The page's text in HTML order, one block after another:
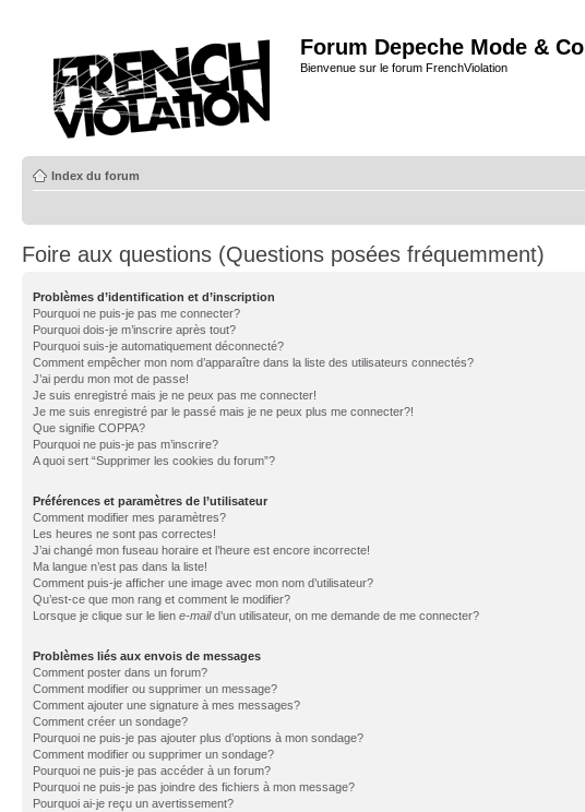
Forum Depeche Mode & Co
Bienvenue sur le forum FrenchViolation
Index du forum
Foire aux questions (Questions posées fréquemment)
Problèmes d’identification et d’inscription
Pourquoi ne puis-je pas me connecter?
Pourquoi dois-je m’inscrire après tout?
Pourquoi suis-je automatiquement déconnecté?
Comment empêcher mon nom d’apparaître dans la liste des utilisateurs connectés?
J’ai perdu mon mot de passe!
Je suis enregistré mais je ne peux pas me connecter!
Je me suis enregistré par le passé mais je ne peux plus me connecter?!
Que signifie COPPA?
Pourquoi ne puis-je pas m’inscrire?
A quoi sert “Supprimer les cookies du forum”?
Préférences et paramètres de l’utilisateur
Comment modifier mes paramètres?
Les heures ne sont pas correctes!
J’ai changé mon fuseau horaire et l’heure est encore incorrecte!
Ma langue n’est pas dans la liste!
Comment puis-je afficher une image avec mon nom d’utilisateur?
Qu’est-ce que mon rang et comment le modifier?
Lorsque je clique sur le lien e-maild’un utilisateur, on me demande de me connecter?
Problèmes liés aux envois de messages
Comment poster dans un forum?
Comment modifier ou supprimer un message?
Comment ajouter une signature à mes messages?
Comment créer un sondage?
Pourquoi ne puis-je pas ajouter plus d’options à mon sondage?
Comment modifier ou supprimer un sondage?
Pourquoi ne puis-je pas accéder à un forum?
Pourquoi ne puis-je pas joindre des fichiers à mon message?
Pourquoi ai-je reçu un avertissement?